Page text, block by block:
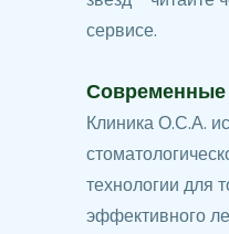
сервисе.
Современные
Клиника О.С.А.
технологии для
эффективного